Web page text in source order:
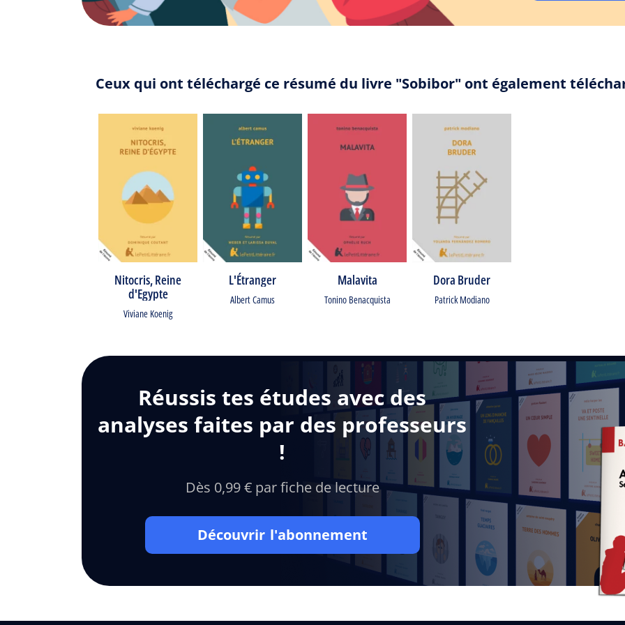
Ceux qui ont téléchargé ce résumé du livre "Sobibor" ont également
Nitocris, Reine
d'Egypte
Viviane Koenig
L'Étranger
Albert Camus
Malavita
Tonino Benacquista
Dora Bruder
Patrick Modiano
Réussis tes études avec des
analyses faites par des professeurs
!
Dès 0,99 € par fiche de lecture
Découvrir l'abonnement